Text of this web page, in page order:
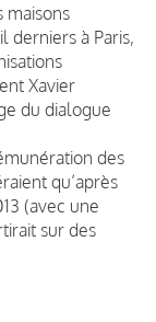
maisons
derniers à Paris,
Xavier
du dialogue
des
qu’après
(avec une
sur des